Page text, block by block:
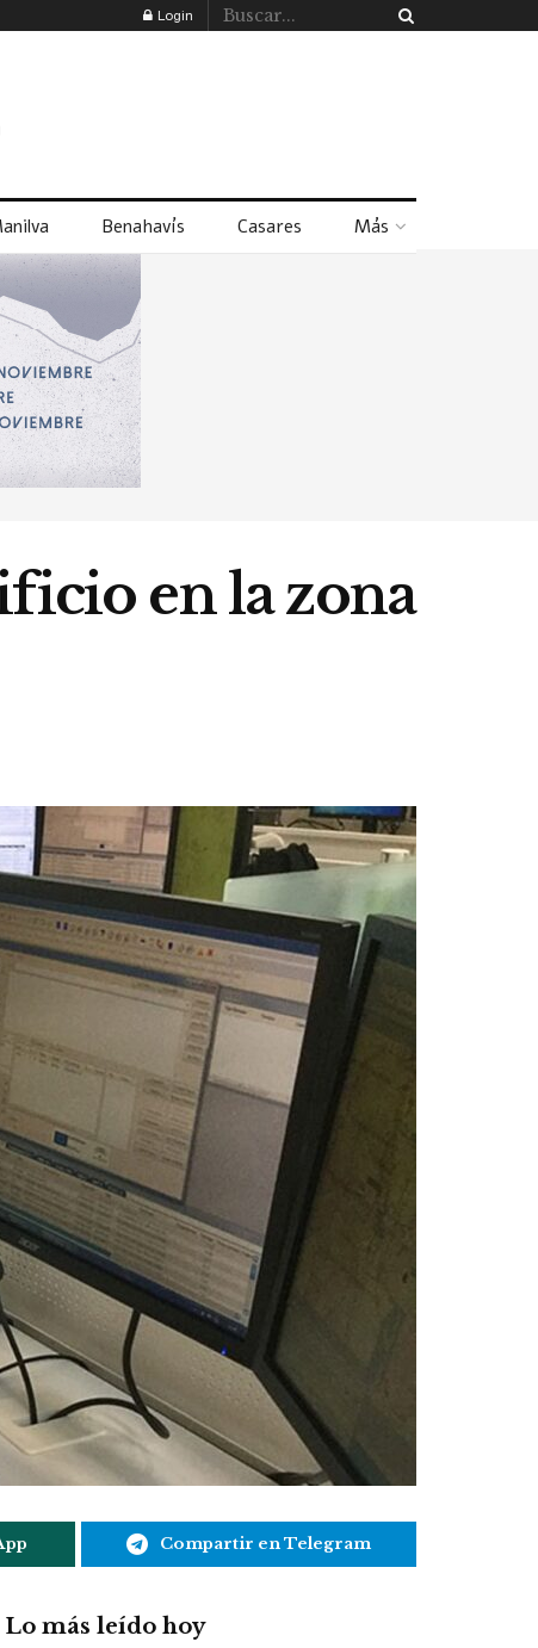
Login
Benahavís Casares Más
en la zona
Compartir en Telegram
Lo más leído hoy